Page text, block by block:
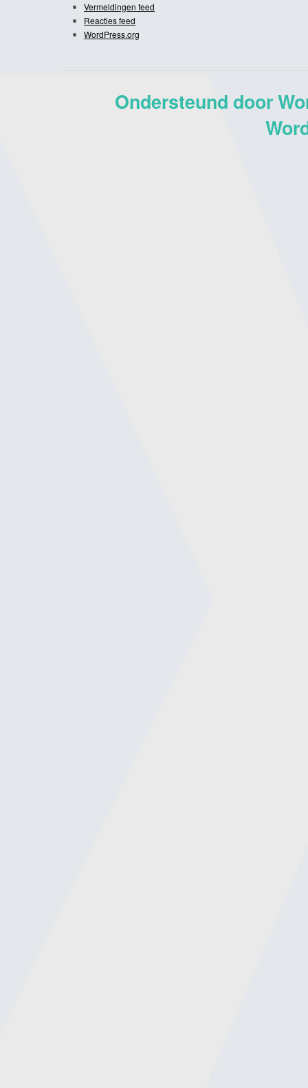
Vermeldingen feed
Reacties feed
WordPress.org
Ondersteund door